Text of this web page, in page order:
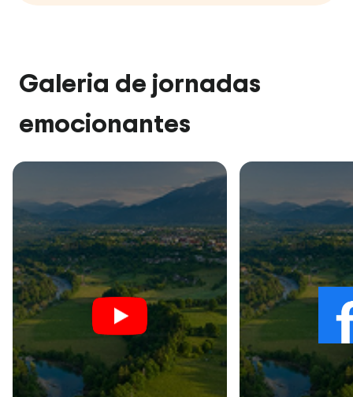
Galeria de jornadas
emocionantes